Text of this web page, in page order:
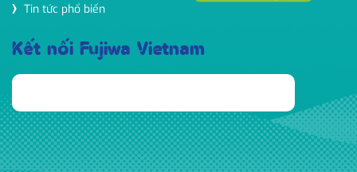
Tin tức phổ biến
Kết nối Fujiwa Vietnam